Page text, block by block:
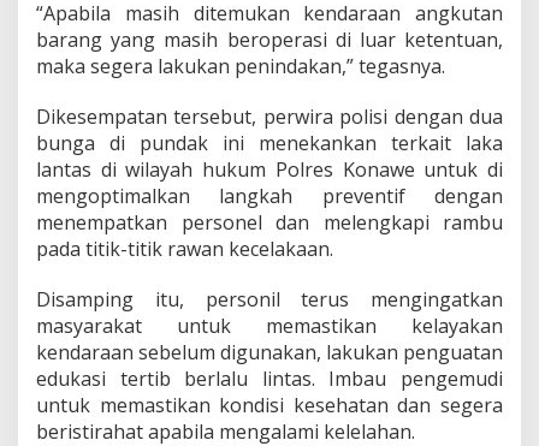
“Apabila masih ditemukan kendaraan angkutan
barang yang masih beroperasi di luar ketentuan,
maka segera lakukan penindakan,” tegasnya.
Dikesempatan tersebut, perwira polisi dengan dua
bunga di pundak ini menekankan terkait laka
lantas di wilayah hukum Polres Konawe untuk di
mengoptimalkan langkah preventif dengan
menempatkan personel dan melengkapi rambu
pada titik-titik rawan kecelakaan.
Disamping itu, personil terus mengingatkan
masyarakat untuk memastikan kelayakan
kendaraan sebelum digunakan, lakukan penguatan
edukasi tertib berlalu lintas. Imbau pengemudi
untuk memastikan kondisi kesehatan dan segera
beristirahat apabila mengalami kelelahan.